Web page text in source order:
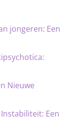
jongeren: Een
Nieuwe
Een